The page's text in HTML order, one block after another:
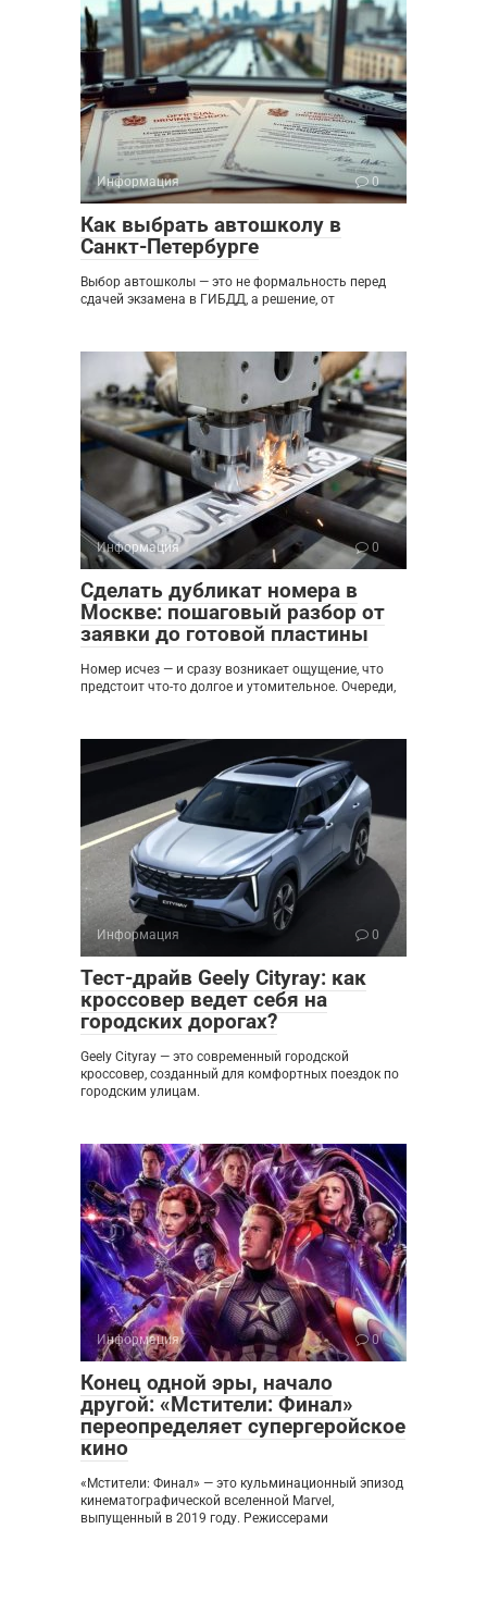
Информация 0
Как выбрать автошколу в
Санкт-Петербурге
Выбор автошколы — это не формальность перед
сдачей экзамена в ГИБДД, а решение, от
Информация 0
Сделать дубликат номера в
Москве: пошаговый разбор от
заявки до готовой пластины
Номер исчез — и сразу возникает ощущение, что
предстоит что-то долгое и утомительное. Очереди,
Информация 0
Тест-драйв Geely Cityray: как
кроссовер ведет себя на
городских дорогах?
Geely Cityray — это современный городской
кроссовер, созданный для комфортных поездок по
городским улицам.
Информация 0
Конец одной эры, начало
другой: «Мстители: Финал»
переопределяет супергеройское
кино
«Мстители: Финал» — это кульминационный эпизод
кинематографической вселенной Marvel,
выпущенный в 2019 году. Режиссерами